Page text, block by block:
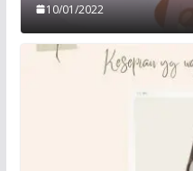
10/01/2022